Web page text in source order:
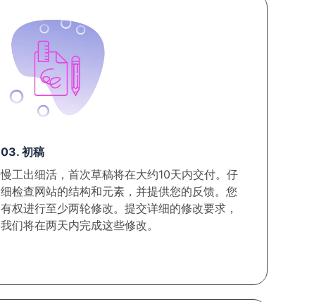
03. 初稿
慢工出细活，首次草稿将在大约10天内交付。仔
细检查网站的结构和元素，并提供您的反馈。您
有权进行至少两轮修改。提交详细的修改要求，
我们将在两天内完成这些修改。